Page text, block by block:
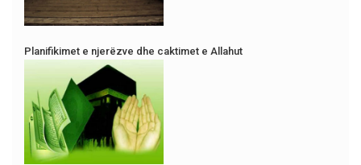
Planifikimet e njerëzve dhe caktimet e Allahut